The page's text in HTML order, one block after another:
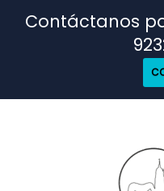
Contáctanos